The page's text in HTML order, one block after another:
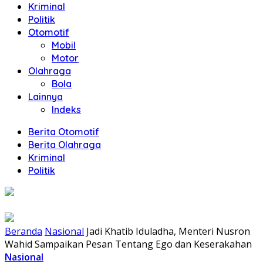
Kriminal
Politik
Otomotif
Mobil
Motor
Olahraga
Bola
Lainnya
Indeks
Berita Otomotif
Berita Olahraga
Kriminal
Politik
Beranda Nasional Jadi Khatib Iduladha, Menteri Nusron
Wahid Sampaikan Pesan Tentang Ego dan Keserakahan
Nasional